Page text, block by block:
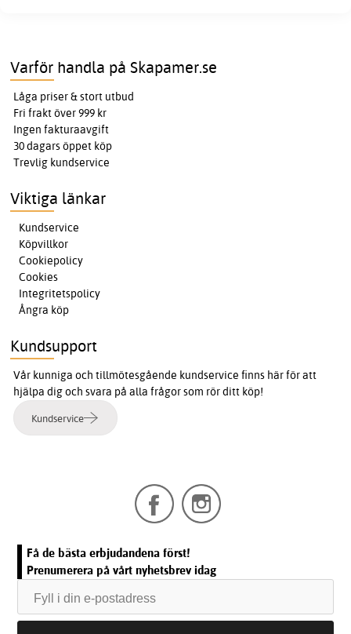
Varför handla på Skapamer.se
Låga priser & stort utbud
Fri frakt över 999 kr
Ingen fakturaavgift
30 dagars öppet köp
Trevlig kundservice
Viktiga länkar
Kundservice
Köpvillkor
Cookiepolicy
Cookies
Integritetspolicy
Ångra köp
Kundsupport
Vår kunniga och tillmötesgående kundservice finns här för att
hjälpa dig och svara på alla frågor som rör ditt köp!
Kundservice
Få de bästa erbjudandena först!
Prenumerera på vårt nyhetsbrev idag